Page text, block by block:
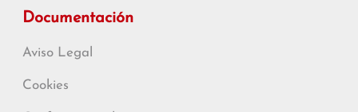
Documentación
Aviso Legal
Cookies